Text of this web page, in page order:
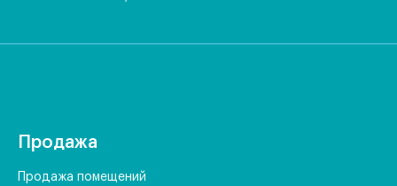
Продажа
Продажа помещений